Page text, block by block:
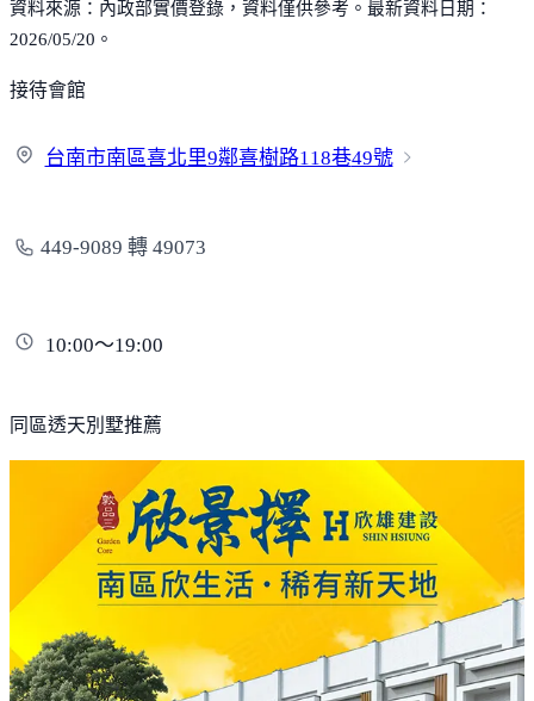
資料來源：內政部實價登錄，資料僅供參考。最新資料日期：
2026/05/20。
接待會館
台南市南區喜北里9鄰喜樹路118巷49號
449-9089 轉 49073
10:00～19:00
同區透天別墅推薦